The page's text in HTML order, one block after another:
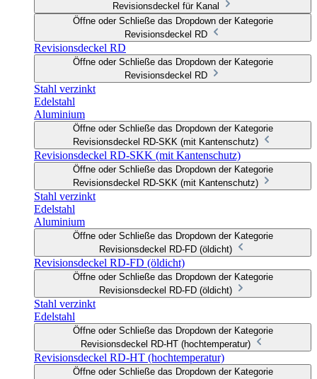
Revisionsdeckel für Kanal
Öffne oder Schließe das Dropdown der Kategorie
Revisionsdeckel RD
Revisionsdeckel RD
Öffne oder Schließe das Dropdown der Kategorie
Revisionsdeckel RD
Stahl verzinkt
Edelstahl
Aluminium
Öffne oder Schließe das Dropdown der Kategorie
Revisionsdeckel RD-SKK (mit Kantenschutz)
Revisionsdeckel RD-SKK (mit Kantenschutz)
Öffne oder Schließe das Dropdown der Kategorie
Revisionsdeckel RD-SKK (mit Kantenschutz)
Stahl verzinkt
Edelstahl
Aluminium
Öffne oder Schließe das Dropdown der Kategorie
Revisionsdeckel RD-FD (öldicht)
Revisionsdeckel RD-FD (öldicht)
Öffne oder Schließe das Dropdown der Kategorie
Revisionsdeckel RD-FD (öldicht)
Stahl verzinkt
Edelstahl
Öffne oder Schließe das Dropdown der Kategorie
Revisionsdeckel RD-HT (hochtemperatur)
Revisionsdeckel RD-HT (hochtemperatur)
Öffne oder Schließe das Dropdown der Kategorie